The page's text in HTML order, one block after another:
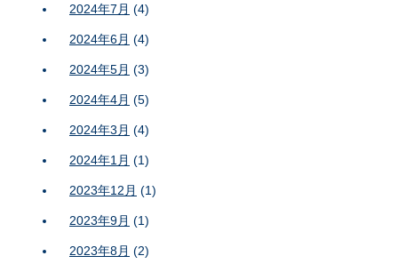
2024年7月 (4)
2024年6月 (4)
2024年5月 (3)
2024年4月 (5)
2024年3月 (4)
2024年1月 (1)
2023年12月 (1)
2023年9月 (1)
2023年8月 (2)